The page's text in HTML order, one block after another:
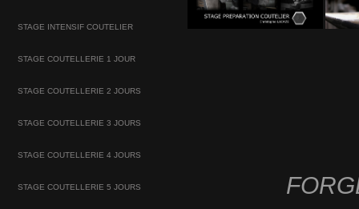
STAGE INTENSIF COUTELIER
STAGE COUTELLERIE 1 JOUR
STAGE COUTELLERIE 2 JOURS
STAGE COUTELLERIE 3 JOURS
STAGE COUTELLERIE 4 JOURS
STAGE COUTELLERIE 5 JOURS